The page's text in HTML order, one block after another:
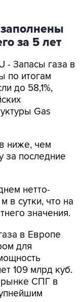
за 5 лет
- Запасы газа в
до 58,1%,
Gas
ниже, чем
нетто-
значения.
в Европе
109 млрд куб.
СПГ в